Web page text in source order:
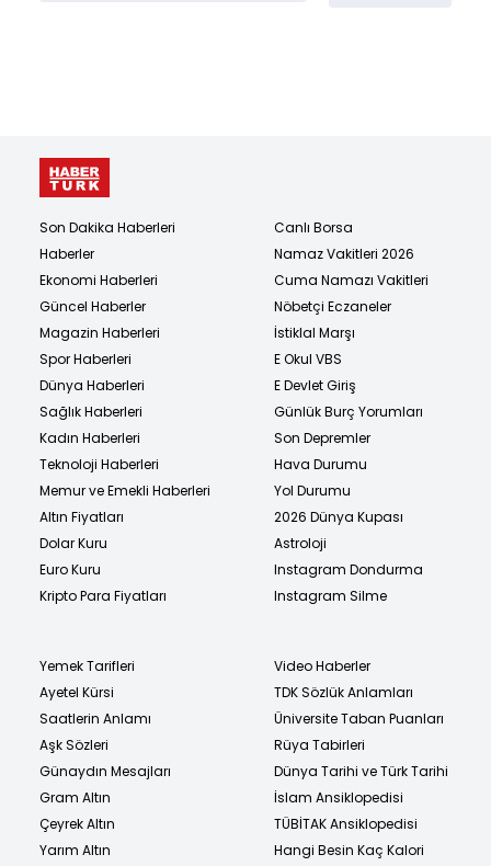
Son Dakika Haberleri
Haberler
Ekonomi Haberleri
Güncel Haberler
Magazin Haberleri
Spor Haberleri
Dünya Haberleri
Sağlık Haberleri
Kadın Haberleri
Teknoloji Haberleri
Memur ve Emekli Haberleri
Altın Fiyatları
Dolar Kuru
Euro Kuru
Kripto Para Fiyatları
Canlı Borsa
Namaz Vakitleri 2026
Cuma Namazı Vakitleri
Nöbetçi Eczaneler
İstiklal Marşı
E Okul VBS
E Devlet Giriş
Günlük Burç Yorumları
Son Depremler
Hava Durumu
Yol Durumu
2026 Dünya Kupası
Astroloji
Instagram Dondurma
Instagram Silme
Yemek Tarifleri
Ayetel Kürsi
Saatlerin Anlamı
Aşk Sözleri
Günaydın Mesajları
Gram Altın
Çeyrek Altın
Yarım Altın
Video Haberler
TDK Sözlük Anlamları
Üniversite Taban Puanları
Rüya Tabirleri
Dünya Tarihi ve Türk Tarihi
İslam Ansiklopedisi
TÜBİTAK Ansiklopedisi
Hangi Besin Kaç Kalori